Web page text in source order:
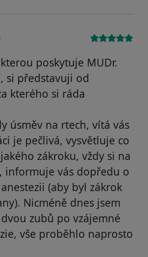
poskytuje MUDr.
si představuji od
kterého si ráda
úsměv na rtech, vítá vás
je pečlivá, vysvětluje co
zákroku, vždy si na
informuje vás dopředu o
(aby byl zákrok
Nicméně dnes jsem
zubů po vzájemné
vše proběhlo naprosto